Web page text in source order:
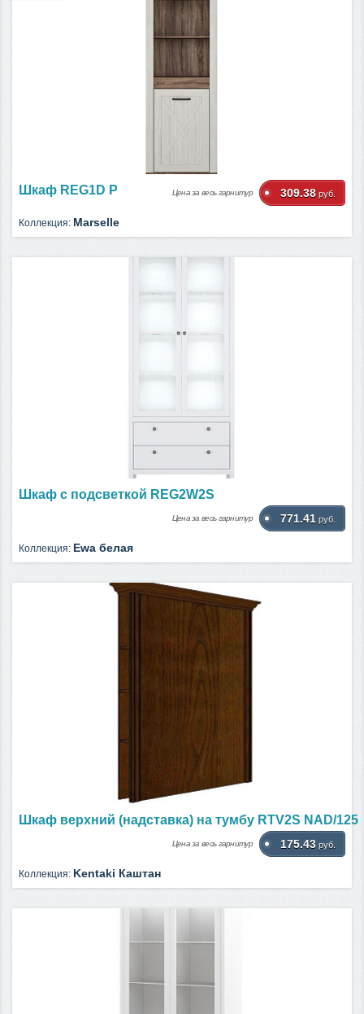
Шкаф REG1D P Цена за весь гарнитур 309.38 руб.
Коллекция: Marselle
Шкаф с подсветкой REG2W2S
Цена за весь гарнитур 771.41 руб.
Коллекция: Ewa белая
Шкаф верхний (надставка) на тумбу RTV2S NAD/125
Цена за весь гарнитур 175.43 руб.
Коллекция: Kentaki Каштан